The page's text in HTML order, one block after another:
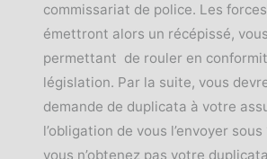
commissariat de police. Les forces
émettront alors un récépissé, vous
permettant de rouler en
législation. Par la suite, vous
demande de duplicata à votre
l’obligation de vous l’envoyer sous
vous n’obtenez pas votre